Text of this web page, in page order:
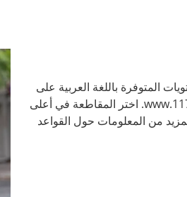
المتوفرة باللغة العربية على
الموقع الإلكتروني www.1177.se. اختر المقاطعة في أعلى
من المعلومات حول القواعد